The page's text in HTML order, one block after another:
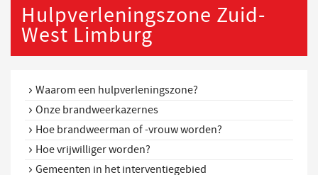
Hulpverleningszone Zuid-
West Limburg
Waarom een hulpverleningszone?
Onze brandweerkazernes
Hoe brandweerman of -vrouw worden?
Hoe vrijwilliger worden?
Gemeenten in het interventiegebied